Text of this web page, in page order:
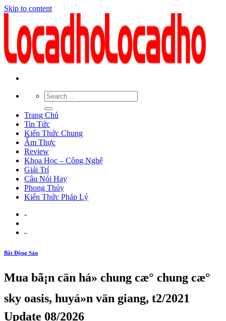
Skip to content
Trang Chủ
Tin Tức
Kiến Thức Chung
Ẩm Thực
Review
Khoa Học – Công Nghệ
Giải Trí
Câu Nói Hay
Phong Thủy
Kiến Thức Pháp Lý
-
-
Bất Động Sản
Mua bã¡n cän há» chung cæ° chung cæ°
sky oasis, huyá»n vän giang, t2/2021
Update 08/2026